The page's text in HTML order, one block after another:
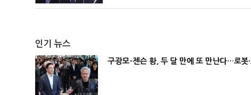
인기 뉴스
구광모-젠슨 황, 두 달 만에 또 만난다…로봇